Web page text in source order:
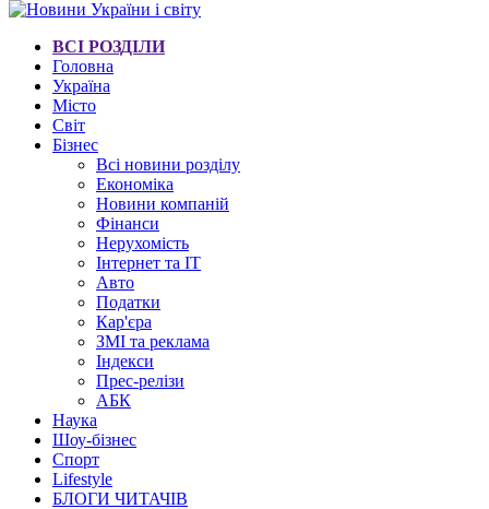
ВСІ РОЗДІЛИ
Головна
Україна
Місто
Світ
Бізнес
Всі новини розділу
Економіка
Новини компаній
Фінанси
Нерухомість
Інтернет та IT
Авто
Податки
Кар'єра
ЗМІ та реклама
Індекси
Прес-релізи
АБК
Наука
Шоу-бізнес
Спорт
Lifestyle
БЛОГИ ЧИТАЧІВ